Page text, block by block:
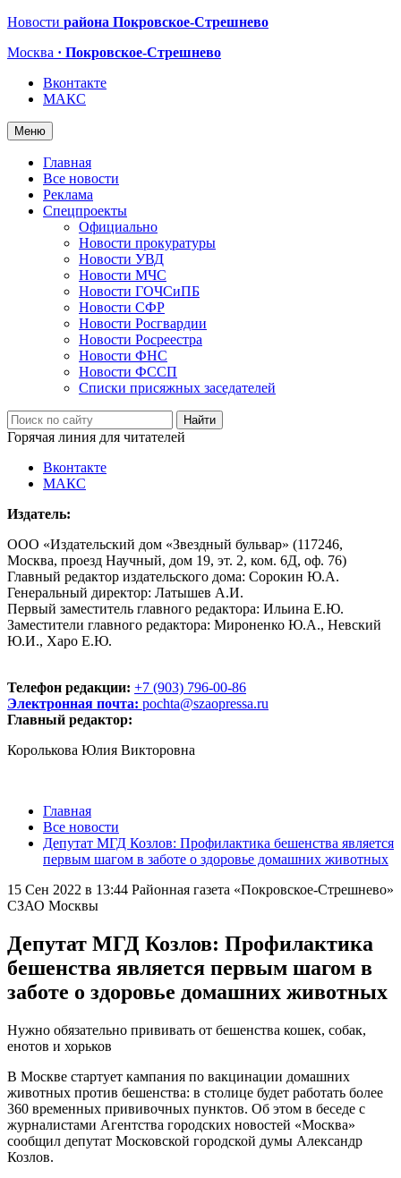
Новости района Покровское-Стрешнево
Москва · Покровское-Стрешнево
Вконтакте
МАКС
Меню
Главная
Все новости
Реклама
Спецпроекты
Официально
Новости прокуратуры
Новости УВД
Новости МЧС
Новости ГОЧСиПБ
Новости СФР
Новости Росгвардии
Новости Росреестра
Новости ФНС
Новости ФССП
Списки присяжных заседателей
Горячая линия для читателей
Вконтакте
МАКС
Издатель:
ООО «Издательский дом «Звездный бульвар» (117246,
Москва, проезд Научный, дом 19, эт. 2, ком. 6Д, оф. 76)
Главный редактор издательского дома: Сорокин Ю.А.
Генеральный директор: Латышев А.И.
Первый заместитель главного редактора: Ильина Е.Ю.
Заместители главного редактора: Мироненко Ю.А., Невский
Ю.И., Харо Е.Ю.
Телефон редакции: +7 (903) 796-00-86
Электронная почта: pochta@szaopressa.ru
Главный редактор:
Королькова Юлия Викторовна
Главная
Все новости
Депутат МГД Козлов: Профилактика бешенства является
первым шагом в заботе о здоровье домашних животных
15 Сен 2022 в 13:44 Районная газета «Покровское-Стрешнево»
СЗАО Москвы
Депутат МГД Козлов: Профилактика
бешенства является первым шагом в
заботе о здоровье домашних животных
Нужно обязательно прививать от бешенства кошек, собак,
енотов и хорьков
В Москве стартует кампания по вакцинации домашних
животных против бешенства: в столице будет работать более
360 временных прививочных пунктов. Об этом в беседе с
журналистами Агентства городских новостей «Москва»
сообщил депутат Московской городской думы Александр
Козлов.